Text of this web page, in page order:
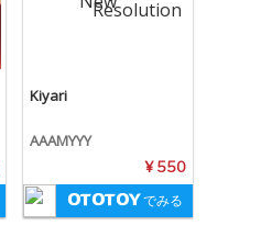
Kiyari
AAAMYYY
¥ 550
でみる